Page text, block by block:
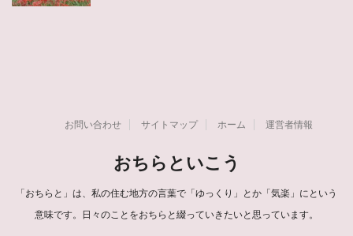
お問い合わせ サイトマップ ホーム 運営者情報
おちらといこう
「おちらと」は、私の住む地方の言葉で「ゆっくり」とか「気楽」にという
意味です。日々のことをおちらと綴っていきたいと思っています。